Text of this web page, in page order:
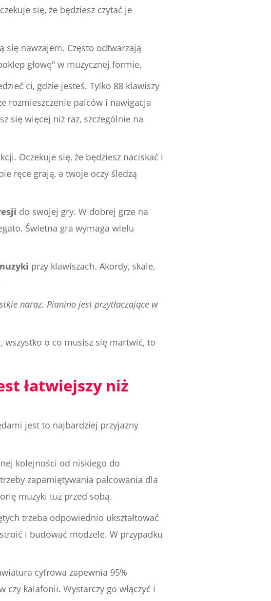
się, że będziesz czytać je
się nawzajem. Często odtwarzają
głowę" w muzycznej formie.
ci, gdzie jesteś. Tylko 88 klawiszy
rozmieszczenie palców i nawigacja
się więcej niż raz, szczególnie na
Oczekuje się, że będziesz naciskać i
ręce grają, a twoje oczy śledzą
do swojej gry. W dobrej grze na
Świetna gra wymaga wielu
przy klawiszach. Akordy, skale,
naraz. Pianino jest przytłaczające w
o co musisz się martwić, to
łatwiejszy niż
jest to najbardziej przyjazny
kolejności od niskiego do
zapamiętywania palcowania dla
muzyki tuż przed sobą.
trzeba odpowiednio ukształtować
i budować modzele. W przypadku
cyfrowa zapewnia 95%
kalafonii. Wystarczy go włączyć i